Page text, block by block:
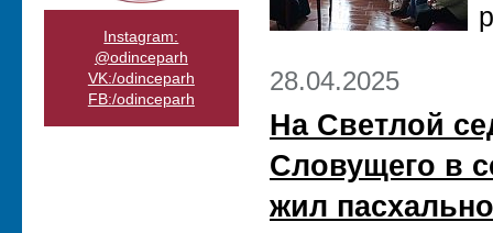
Instagram:
@odinceparh
VK:/odinceparh
FB:/odinceparh
28.04.2025
На Светлой
Словущего в
жил